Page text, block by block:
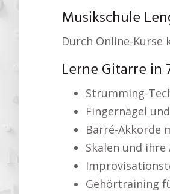
Musikschule
Durch Online-
Lerne Gitarre in
Strumming-
Fingernägel
Barré-Akkorde
Skalen und ihre
Gehörtraining